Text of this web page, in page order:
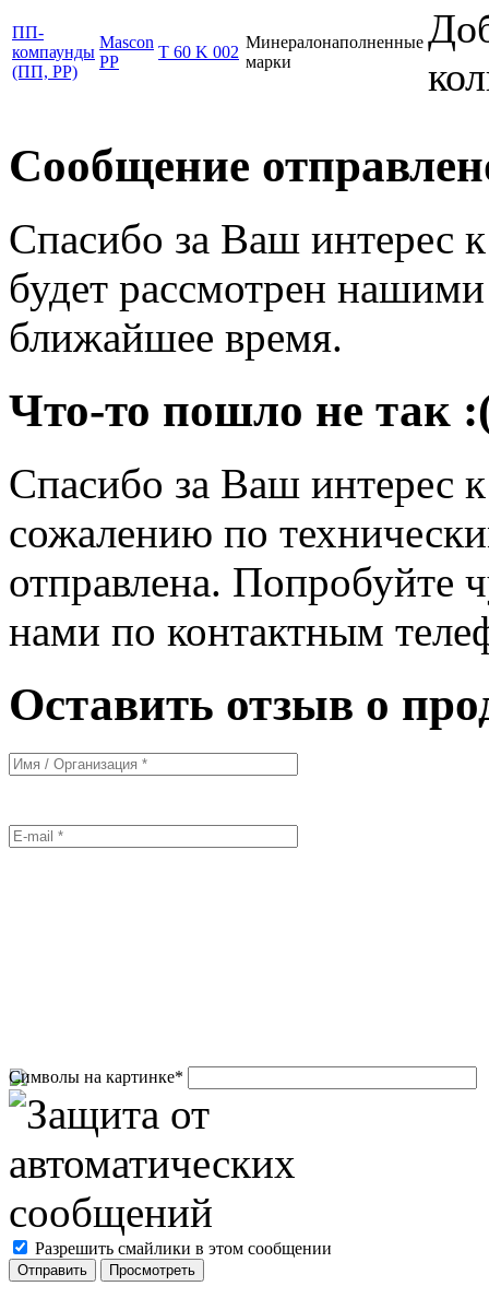
ПП-
компаунды
(ПП, PP)
Mascon
PP
T 60 K 002
Минералонаполненные
марки
Сообщение
Спасибо за Ваш интерес
будет рассмотрен
ближайшее время.
Что-то пошло не так
Спасибо за Ваш интерес
сожалению по
отправлена. Попробуйте
нами по контактным
Оставить отзыв о
Символы на картинке*
Разрешить смайлики в этом сообщении